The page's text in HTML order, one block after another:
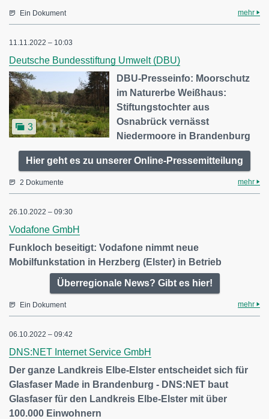
Ein Dokument mehr
11.11.2022 – 10:03
Deutsche Bundesstiftung Umwelt (DBU)
3
DBU-Presseinfo: Moorschutz
im Naturerbe Weißhaus:
Stiftungstochter aus
Osnabrück vernässt
Niedermoore in Brandenburg
Hier geht es zu unserer Online-Pressemitteilung
2 Dokumente mehr
26.10.2022 – 09:30
Vodafone GmbH
Funkloch beseitigt: Vodafone nimmt neue
Mobilfunkstation in Herzberg (Elster) in Betrieb
Überregionale News? Gibt es hier!
Ein Dokument mehr
06.10.2022 – 09:42
DNS:NET Internet Service GmbH
Der ganze Landkreis Elbe-Elster entscheidet sich für
Glasfaser Made in Brandenburg - DNS:NET baut
Glasfaser für den Landkreis Elbe-Elster mit über
100.000 Einwohnern